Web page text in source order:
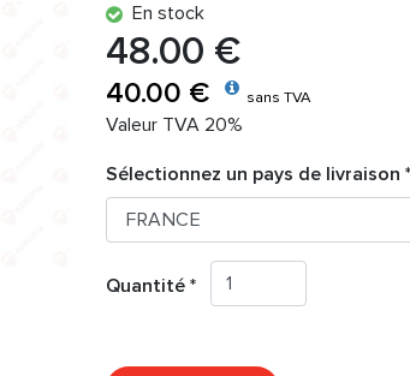
En stock
48.00 €
40.00 € sans TVA
Valeur TVA 20%
Sélectionnez un pays de livraison *
Quantité *